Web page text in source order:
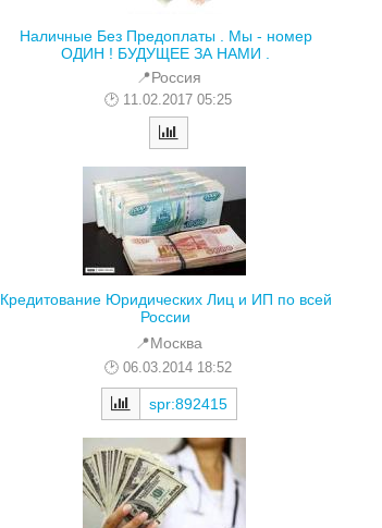
Наличные Без Предоплаты . Мы - номер
ОДИН ! БУДУЩЕЕ ЗА НАМИ .
📍Россия
11.02.2017 05:25
Кредитование Юридических Лиц и ИП по всей
России
📍Москва
06.03.2014 18:52
spr:892415